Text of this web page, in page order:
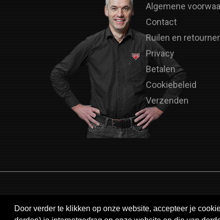
Door verder te klikken op onze website, accepteer je
Algemene
Contact
Ruilen en
Privacy
Betalen
Cookiebeleid
Verzenden